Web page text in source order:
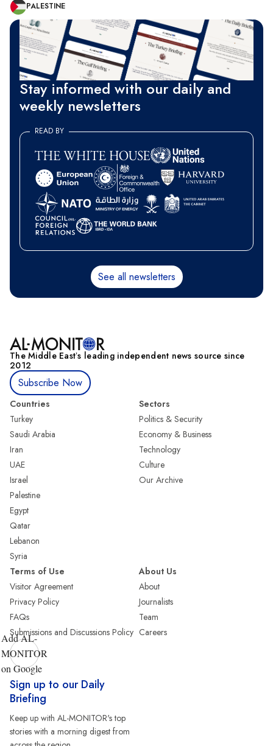
PALESTINE
Stay informed with our daily and
weekly newsletters
READ BY
See all newsletters
The Middle Eastʼs leading independent news source since
2012
Subscribe Now
Countries
Turkey
Saudi Arabia
Iran
UAE
Israel
Palestine
Egypt
Qatar
Lebanon
Syria
Sectors
Politics & Security
Economy & Business
Technology
Culture
Our Archive
Terms of Use
Visitor Agreement
Privacy Policy
FAQs
Submissions and Discussions Policy
About Us
About
Journalists
Team
Careers
Add AL-
MONITOR
on Google
Sign up to our Daily
Briefing
Keep up with AL-MONITOR's top
stories with a morning digest from